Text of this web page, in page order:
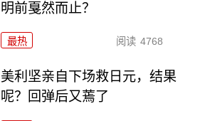
明前戛然而止？
最热 阅读 4768
美利坚亲自下场救日元，结果
呢？回弹后又蔫了